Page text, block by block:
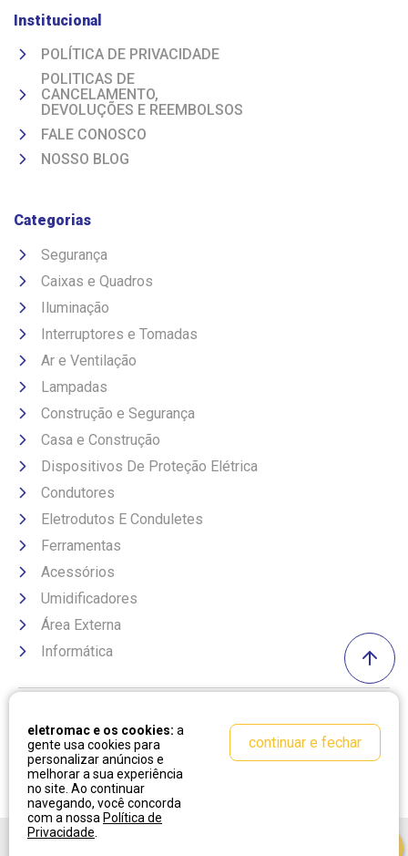
Institucional
POLÍTICA DE PRIVACIDADE
POLITICAS DE
CANCELAMENTO,
DEVOLUÇÕES E REEMBOLSOS
FALE CONOSCO
NOSSO BLOG
Categorias
Segurança
Caixas e Quadros
Iluminação
Interruptores e Tomadas
Ar e Ventilação
Lampadas
Construção e Segurança
Casa e Construção
Dispositivos De Proteção Elétrica
Condutores
Eletrodutos E Conduletes
Ferramentas
Acessórios
Umidificadores
Área Externa
Informática
eletromac e os cookies: a
gente usa cookies para
personalizar anúncios e
melhorar a sua experiência
no site. Ao continuar
navegando, você concorda
com a nossa Política de
Privacidade
continuar e fechar